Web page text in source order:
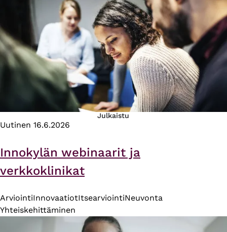
Julkaistu
Uutinen 16.6.2026
Innokylän webinaarit ja
verkkoklinikat
ArviointiInnovaatiotItsearviointiNeuvonta
Yhteiskehittäminen